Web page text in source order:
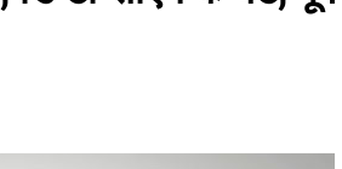
में सकारात्मक शुरुआत, सेंसेक्स-निफ्टी हरे